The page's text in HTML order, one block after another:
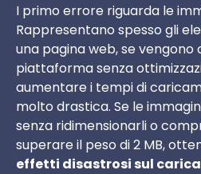
I primo errore riguarda le
Rappresentano spesso gli
una pagina web, se vengono
piattaforma senza
aumentare i tempi di
molto drastica. Se le
senza ridimensionarli o
superare il peso di 2 MB,
effetti disastrosi sul